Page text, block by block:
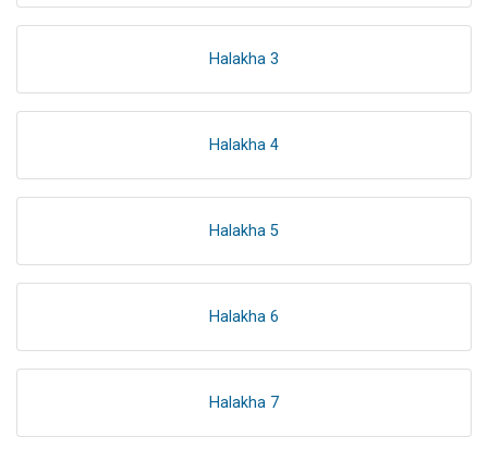
Halakha 3
Halakha 4
Halakha 5
Halakha 6
Halakha 7